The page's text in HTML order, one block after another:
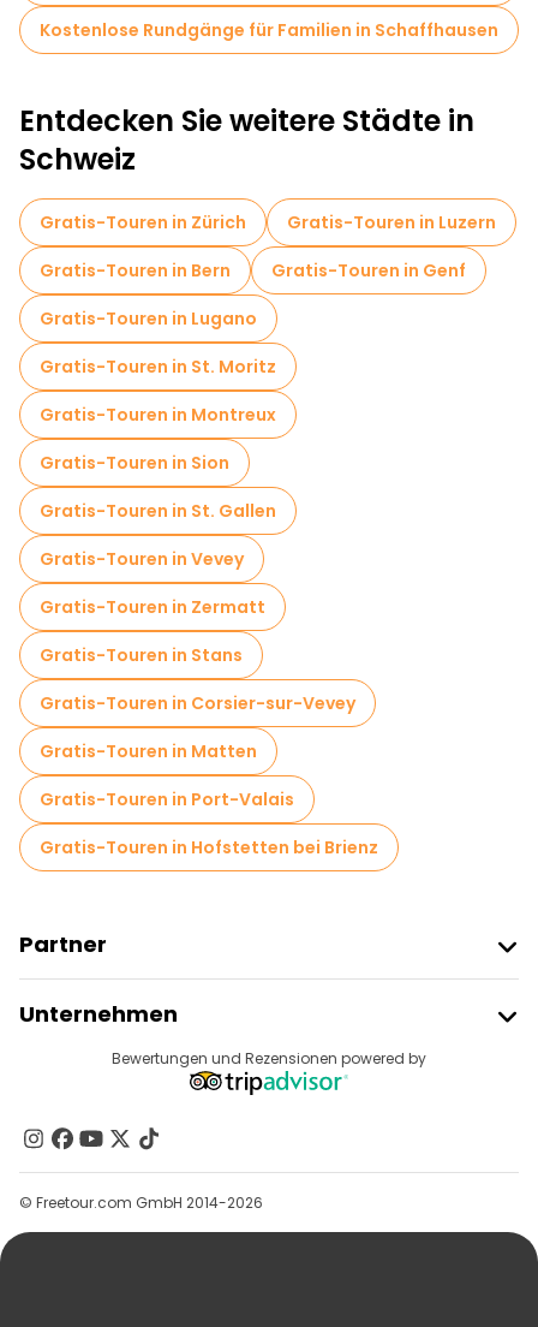
Kostenlose Rundgänge für Familien in Schaffhausen
Entdecken Sie weitere Städte in
Schweiz
Gratis-Touren in Zürich
Gratis-Touren in Luzern
Gratis-Touren in Bern
Gratis-Touren in Genf
Gratis-Touren in Lugano
Gratis-Touren in St. Moritz
Gratis-Touren in Montreux
Gratis-Touren in Sion
Gratis-Touren in St. Gallen
Gratis-Touren in Vevey
Gratis-Touren in Zermatt
Gratis-Touren in Stans
Gratis-Touren in Corsier-sur-Vevey
Gratis-Touren in Matten
Gratis-Touren in Port-Valais
Gratis-Touren in Hofstetten bei Brienz
Partner
Anbieter-Anmeldung
Affiliate-Programm
Unternehmen
Reiseziele
Kontakt
Gruppen
Hilfe
Bewertungen und Rezensionen powered by
© Freetour.com GmbH 2014-2026